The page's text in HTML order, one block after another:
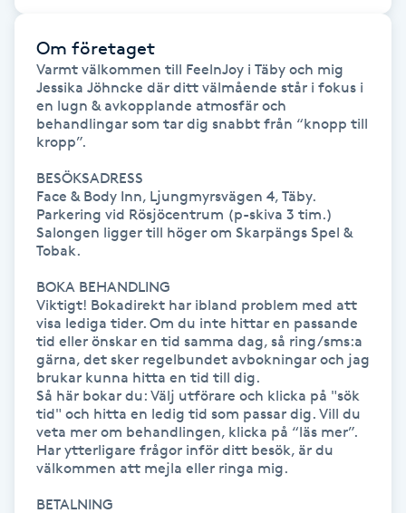
HIFU
Hollywood Peel
Hot Stone Massage
Hot yoga
Hudföryngring
Hudvård
Hyaluronsyra
Hyperhidros
Hypnos
Om företaget
Varmt välkommen till FeelnJoy i Täby och mig
Jessika Jöhncke där ditt välmående står i fokus i
en lugn & avkopplande atmosfär och
behandlingar som tar dig snabbt från “knopp till
kropp”.
BESÖKSADRESS
Face & Body Inn, Ljungmyrsvägen 4, Täby.
Parkering vid Rösjöcentrum (p-skiva 3 tim.)
Salongen ligger till höger om Skarpängs Spel &
Tobak.
BOKA BEHANDLING
Viktigt! Bokadirekt har ibland problem med att
visa lediga tider. Om du inte hittar en passande
tid eller önskar en tid samma dag, så ring/sms:a
gärna, det sker regelbundet avbokningar och jag
brukar kunna hitta en tid till dig.
Så här bokar du: Välj utförare och klicka på "sök
tid" och hitta en ledig tid som passar dig. Vill du
veta mer om behandlingen, klicka på “läs mer”.
Har ytterligare frågor inför ditt besök, är du
välkommen att mejla eller ringa mig.
BETALNING